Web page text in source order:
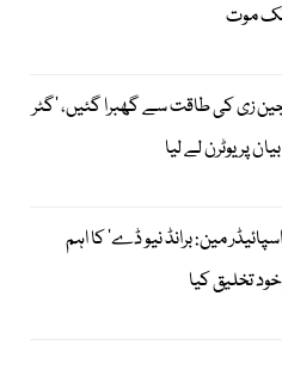
موت
زی کی طاقت سے گھبرا گئیں، ’گٹر
پر یوٹرن لے لیا
مین: برانڈ نیو ڈے‘ کا اہم
تخلیق کیا